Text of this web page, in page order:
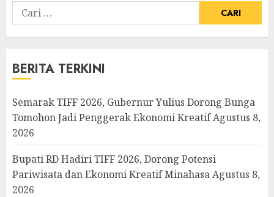
Cari
untuk:
BERITA TERKINI
Semarak TIFF 2026, Gubernur Yulius Dorong Bunga
Tomohon Jadi Penggerak Ekonomi KreatifAgustus 8,
2026
Bupati RD Hadiri TIFF 2026, Dorong Potensi
Pariwisata dan Ekonomi Kreatif MinahasaAgustus 8,
2026